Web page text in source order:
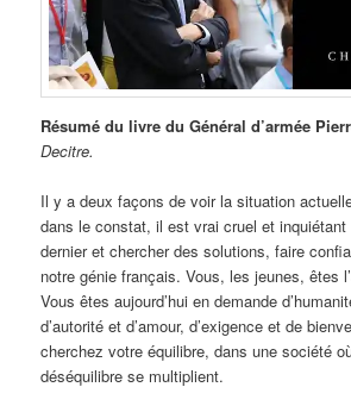
Résumé du livre du Général d’armée
Decitre.
Il y a deux façons de voir la situation
dans le constat, il est vrai cruel et
dernier et chercher des solutions, faire
notre génie français. Vous, les jeunes, êtes
Vous êtes aujourd’hui en demande
d’autorité et d’amour, d’exigence et de
cherchez votre équilibre, dans une société
déséquilibre se multiplient.